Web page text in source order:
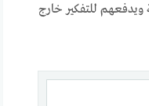
ويدفعهم للتفكير خارج